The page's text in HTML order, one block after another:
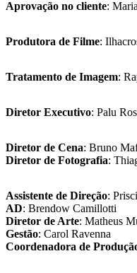
Aprovação no cliente:
Produtora de Filme:
Tratamento de Imagem:
Diretor Executivo: Palu
Diretor de Cena: Bruno
Diretor de Fotografia:
Assistente de Direcão:
AD: Brendow Camillotti
Diretor de Arte: Matheus
Gestão: Carol Ravenna
Coordenadora de